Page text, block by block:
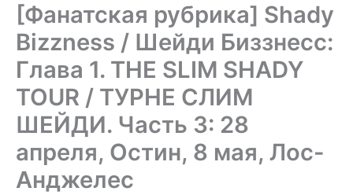
[Фанатская рубрика] Shady
Bizzness / Шейди Биззнесс:
Глава 1. THE SLIM SHADY
TOUR / ТУРНЕ СЛИМ
ШЕЙДИ. Часть 3: 28
апреля, Остин, 8 мая, Лос-
Анджелес